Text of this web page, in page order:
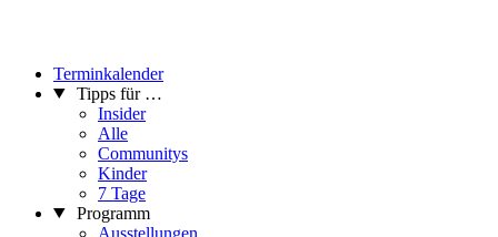
Terminkalender
Tipps für …
Insider
Alle
Communitys
Kinder
7 Tage
Programm
Ausstellungen